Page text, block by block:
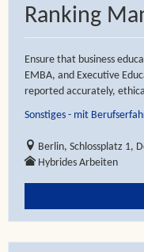
Ranking
Ensure that business
EMBA, and Executive
reported accurately,
Sonstiges - mit
Berlin, Schlossplatz 1,
Hybrides Arbeiten